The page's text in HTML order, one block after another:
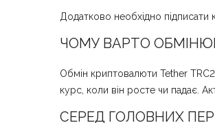
Додатково необхідно підписати
ЧОМУ ВАРТО
Обмін криптовалюти Tether
курс, коли він росте чи падає.
СЕРЕД ГОЛОВНИХ